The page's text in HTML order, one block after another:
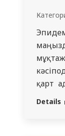
қарт
Details